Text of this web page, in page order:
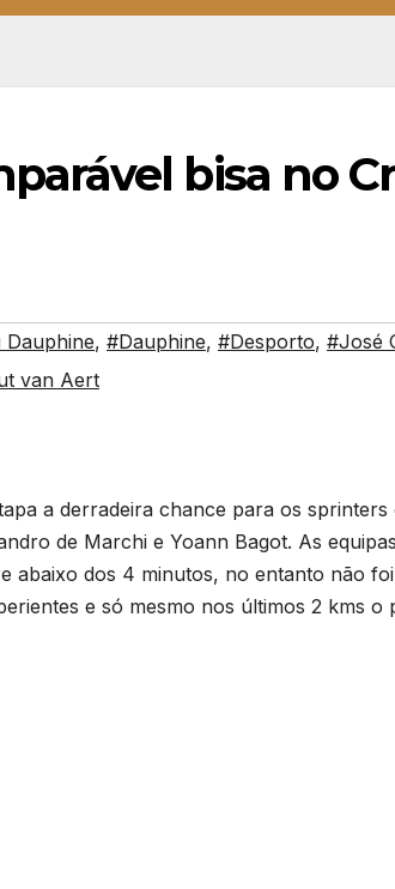
bisa no
Dauphine, #Dauphine, #Desporto, #José
van Aert
a derradeira chance para os
de Marchi e Yoann Bagot. As
abaixo dos 4 minutos, no entanto não
e só mesmo nos últimos 2 kms